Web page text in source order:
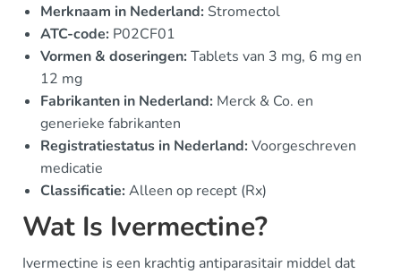
Merknaam in Nederland: Stromectol
ATC-code: P02CF01
Vormen & doseringen:Tablets van 3 mg, 6 mg en
12 mg
Fabrikanten in Nederland: Merck & Co. en
generieke fabrikanten
Registratiestatus in Nederland:Voorgeschreven
medicatie
Classificatie:Alleen op recept (Rx)
Wat Is Ivermectine?
Ivermectine is een krachtig antiparasitair middel dat